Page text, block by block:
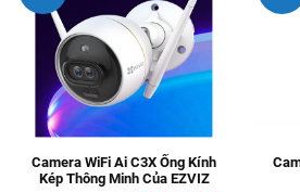
Camera WiFi Ai C3X Ống Kính
Kép Thông Minh Của EZVIZ